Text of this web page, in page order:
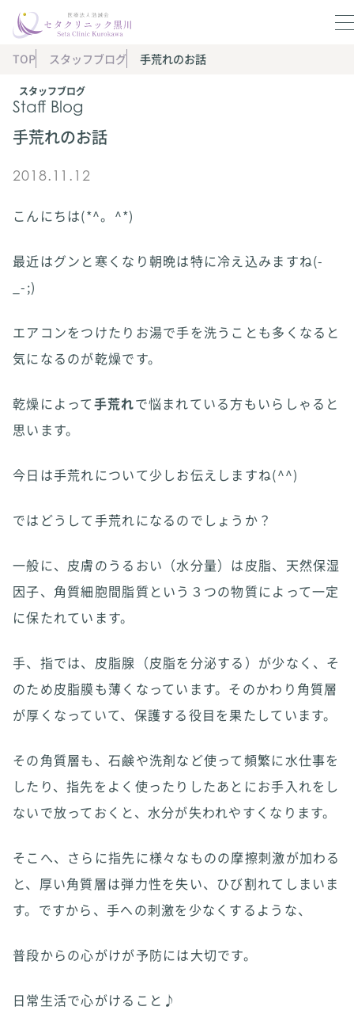
スタッフブログ
Staff Blog
TOP スタッフブログ 手荒れのお話
手荒れのお話
2018.11.12
こんにちは(*^。^*)
最近はグンと寒くなり朝晩は特に冷え込みますね(-
_-;)
エアコンをつけたりお湯で手を洗うことも多くなると
気になるのが乾燥です。
乾燥によって手荒れで悩まれている方もいらしゃると
思います。
今日は手荒れについて少しお伝えしますね(^^)
ではどうして手荒れになるのでしょうか？
一般に、皮膚のうるおい（水分量）は皮脂、天然保湿
因子、角質細胞間脂質という３つの物質によって一定
に保たれています。
手、指では、皮脂腺（皮脂を分泌する）が少なく、そ
のため皮脂膜も薄くなっています。そのかわり角質層
が厚くなっていて、保護する役目を果たしています。
その角質層も、石鹸や洗剤など使って頻繁に水仕事を
したり、指先をよく使ったりしたあとにお手入れをし
ないで放っておくと、水分が失われやすくなります。
そこへ、さらに指先に様々なものの摩擦刺激が加わる
と、厚い角質層は弾力性を失い、ひび割れてしまいま
す。ですから、手への刺激を少なくするような、
普段からの心がけが予防には大切です。
日常生活で心がけること♪